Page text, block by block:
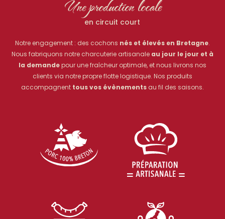
Une production locale
en circuit court
Notre engagement : des cochons nés et élevés en Bretagne.
Nous fabriquons notre charcuterie artisanale au jour le jour et à
la demandepour une fraîcheur optimale, et nous livrons nos
clients via notre propre flotte logistique. Nos produits
accompagnent tous vos évènementsau fil des saisons.